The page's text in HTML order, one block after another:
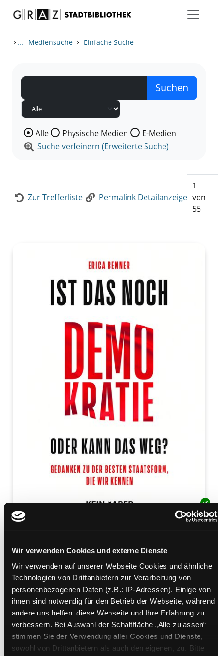
Wir verwenden Cookies und externe Dienste
Wir verwenden auf unserer Webseite Cookies und ähnliche
Technologien von Drittanbietern zur Verarbeitung von
personenbezogenen Daten (z.B.: IP-Adressen). Einige von
ihnen sind notwendig für den Betrieb der Webseite, während
andere uns helfen, diese Webseite und Ihre Erfahrung zu
verbessern. Bei Auswahl der Schaltfläche „Alle zulassen“
stimmen Sie der Verwendung aller Cookies und Dienste,
sowohl von Drittanbietern als auch den eigenen, zu. Bitte
› ... Mediensuche › Einfache Suche
Wählen Sie die Medienart nach der Sie suchen wollen.
Alle Physische Medien
E-Medien
Suche verfeinern (Erweiterte Suche)
Zur Trefferliste Permalink Detailanzeige
1
von
55
oder kann das weg?
Gedanken zu der besten Staatsform, die wir kennen
Mediengruppe: Sachbuch
Verfasser:Suche nach diesem Verfasser
Benner, Erica (Verfasser)
Beschreibung ein-/ausblenden
Mehr Informationen ein-/ausblenden